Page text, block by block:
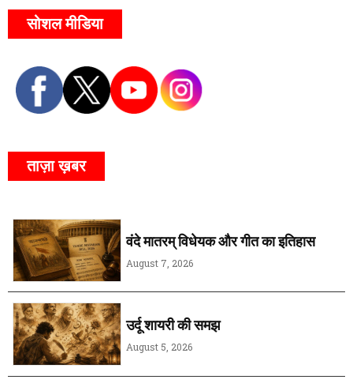
सोशल मीडिया
ताज़ा ख़बर
वंदे मातरम् विधेयक और गीत का इतिहास
August 7, 2026
उर्दू शायरी की समझ
August 5, 2026